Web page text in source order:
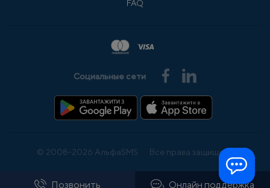
Позвонить Онлайн поддержка
FAQ
Социальные сети
© 2008-2026 АльфаSMS Все права защищены